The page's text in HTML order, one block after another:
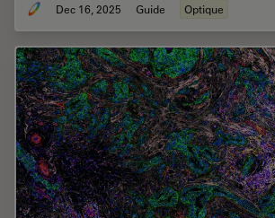
Dec 16, 2025 Guide Optique